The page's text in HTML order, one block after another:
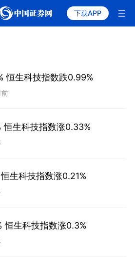
下载APP
恒生科技指数跌0.99%
前
恒生科技指数涨0.33%
生科技指数涨0.21%
恒生科技指数涨0.3%